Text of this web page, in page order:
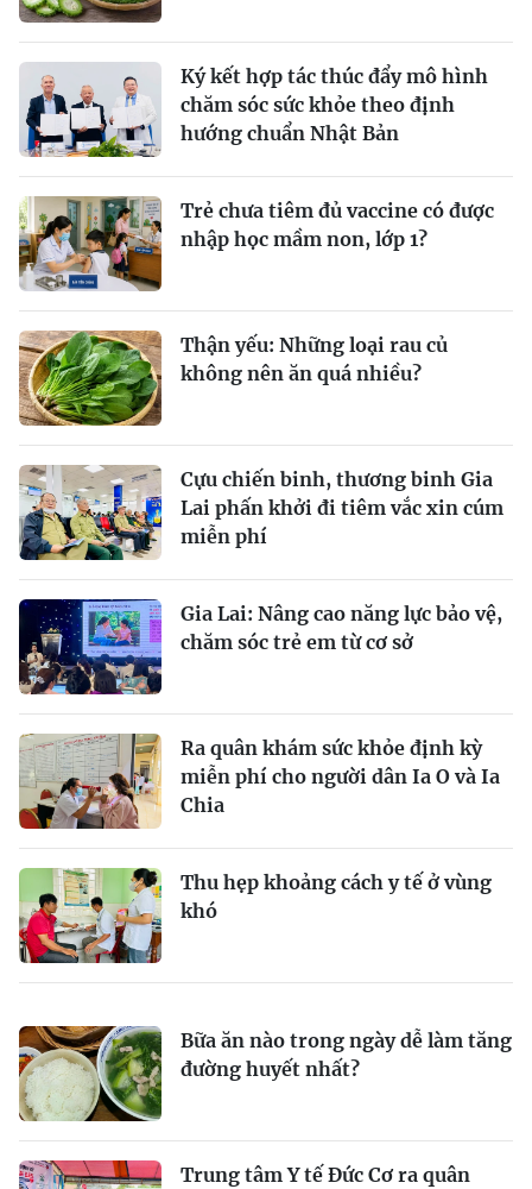
Ký kết hợp tác thúc đẩy mô hình
chăm sóc sức khỏe theo định
hướng chuẩn Nhật Bản
Trẻ chưa tiêm đủ vaccine có được
nhập học mầm non, lớp 1?
Thận yếu: Những loại rau củ
không nên ăn quá nhiều?
Cựu chiến binh, thương binh Gia
Lai phấn khởi đi tiêm vắc xin cúm
miễn phí
Gia Lai: Nâng cao năng lực bảo vệ,
chăm sóc trẻ em từ cơ sở
Ra quân khám sức khỏe định kỳ
miễn phí cho người dân Ia O và Ia
Chia
Thu hẹp khoảng cách y tế ở vùng
khó
Bữa ăn nào trong ngày dễ làm tăng
đường huyết nhất?
Trung tâm Y tế Đức Cơ ra quân